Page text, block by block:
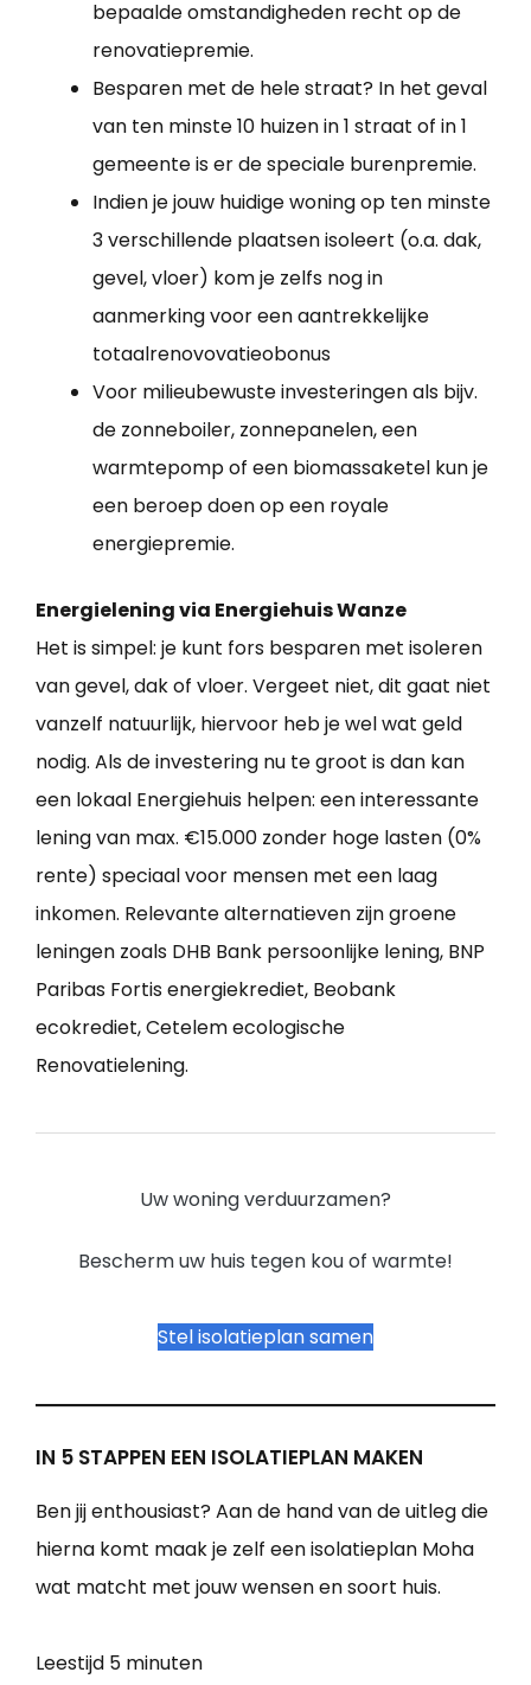
bepaalde omstandigheden recht op de
renovatiepremie.
Besparen met de hele straat? In het geval
van ten minste 10 huizen in 1 straat of in 1
gemeente is er de speciale burenpremie.
Indien je jouw huidige woning op ten minste
3 verschillende plaatsen isoleert (o.a. dak,
gevel, vloer) kom je zelfs nog in
aanmerking voor een aantrekkelijke
totaalrenovovatieobonus
Voor milieubewuste investeringen als bijv.
de zonneboiler, zonnepanelen, een
warmtepomp of een biomassaketel kun je
een beroep doen op een royale
energiepremie.
Energielening via Energiehuis Wanze
Het is simpel: je kunt fors besparen met isoleren
van gevel, dak of vloer. Vergeet niet, dit gaat niet
vanzelf natuurlijk, hiervoor heb je wel wat geld
nodig. Als de investering nu te groot is dan kan
een lokaal Energiehuis helpen: een interessante
lening van max. €15.000 zonder hoge lasten (0%
rente) speciaal voor mensen met een laag
inkomen. Relevante alternatieven zijn groene
leningen zoals DHB Bank persoonlijke lening, BNP
Paribas Fortis energiekrediet, Beobank
ecokrediet, Cetelem ecologische
Renovatielening.
Uw woning verduurzamen?
Bescherm uw huis tegen kou of warmte!
Stel isolatieplan samen
IN 5 STAPPEN EEN ISOLATIEPLAN MAKEN
Ben jij enthousiast? Aan de hand van de uitleg die
hierna komt maak je zelf een isolatieplan Moha
wat matcht met jouw wensen en soort huis.
Leestijd 5 minuten